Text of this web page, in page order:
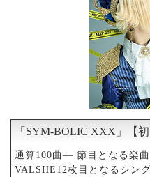
「SYM-BOLIC XXX」【
通算100曲― 節目となる楽
VALSHE12枚目となるシン